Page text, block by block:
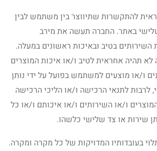
להתקשרות שתיווצר בין משתמש לבין
באתר. החברה תעשה את מירב
בטיב ובאיכות ראשונים במעלה.
תהיה אחראית לטיב ו/או איכות המוצרים
ו/או מוצעים למשתמש בפועל על ידי נותן
לרבות לתנאי הרכישה ו/או הליכי הרכישה
ו/או השירותים ו/או איכותם ו/או כל
שירות או צד שלישי כלשהו.
בעובדותיו המדויקות של כל מקרה ומקרה.